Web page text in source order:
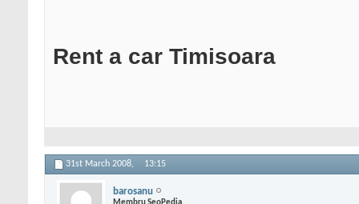
Rent a car Timisoara
31st March 2008, 13:15
barosanu